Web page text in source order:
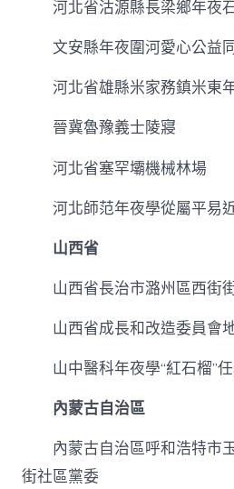
河北省沽源縣長梁鄉年夜
文安縣年夜圍河愛心公益
河北省雄縣米家務鎮米東
晉冀魯豫義士陵寢
河北省塞罕壩機械林場
河北師范年夜學從屬平易
山西省
山西省長治市潞州區西街
山西省成長和改造委員會
山中醫科年夜學“紅石榴”
內蒙古自治區
內蒙古自治區呼和浩特市
街社區黨委